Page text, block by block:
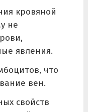
кровяной
не
явления.
что
вен.
свойств